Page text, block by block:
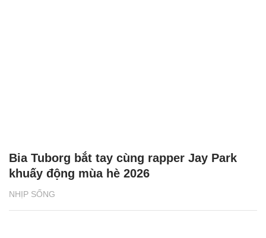
NHỊP SỐNG
Bia Tuborg bắt tay cùng rapper Jay Park
khuấy động mùa hè 2026